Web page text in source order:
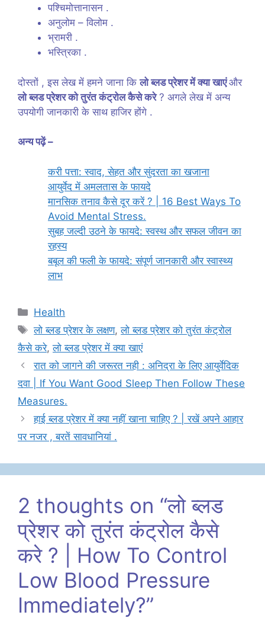
पश्चिमोत्तानासन .
अनुलोम – विलोम .
भ्रामरी .
भस्त्रिका .
दोस्तों , इस लेख में हमने जाना किलो ब्लड प्रेशर में क्या खाएंऔर
लो ब्लड प्रेशर को तुरंत कंट्रोल कैसे करे? अगले लेख में अन्य
उपयोगी जानकारी के साथ हाजिर होंगे .
अन्य पढ़ें –
करी पत्ता: स्वाद, सेहत और सुंदरता का खजाना
आयुर्वेद में अमलतास के फायदे
मानसिक तनाव कैसे दूर करें ? | 16 Best Ways To
Avoid Mental Stress.
सुबह जल्दी उठने के फायदे: स्वस्थ और सफल जीवन का
रहस्य
बबूल की फली के फायदे: संपूर्ण जानकारी और स्वास्थ्य
लाभ
Categories
Health
Tags
लो ब्लड प्रेशर के लक्षण,लो ब्लड प्रेशर को तुरंत कंट्रोल
कैसे करे,लो ब्लड प्रेशर में क्या खाएं
रात को जागने की जरूरत नही : अनिद्रा के लिए आयुर्वेदिक
दवा | If You Want Good Sleep Then Follow These
Measures.
हाई ब्लड प्रेशर में क्या नहीं खाना चाहिए ? | रखें अपने आहार
पर नजर , बरतें सावधानियां .
2 thoughts on “लो ब्लड
प्रेशर को तुरंत कंट्रोल कैसे
करे ? | How To Control
Low Blood Pressure
Immediately?”